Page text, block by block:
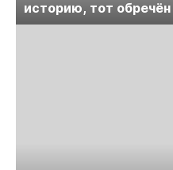
историю, тот